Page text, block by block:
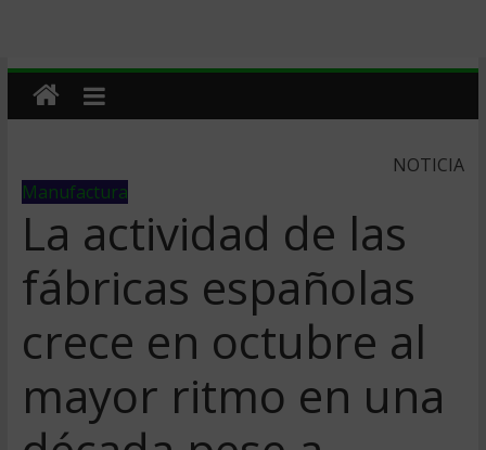
NOTICIA
Manufactura
La actividad de las
fábricas españolas
crece en octubre al
mayor ritmo en una